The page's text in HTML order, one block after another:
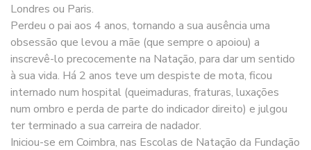
Londres ou Paris.
Perdeu o pai aos 4 anos, tornando a sua ausência uma
obsessão que levou a mãe (que sempre o apoiou) a
inscrevê-lo precocemente na Natação, para dar um sentido
à sua vida. Há 2 anos teve um despiste de mota, ficou
internado num hospital (queimaduras, fraturas, luxações
num ombro e perda de parte do indicador direito) e julgou
ter terminado a sua carreira de nadador.
Iniciou-se em Coimbra, nas Escolas de Natação da Fundação